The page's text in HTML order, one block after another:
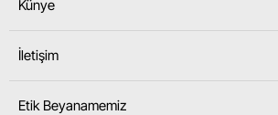
Künye
İletişim
Etik Beyanamemiz